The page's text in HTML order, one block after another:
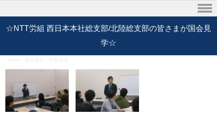
Skip to content
☆NTT労組 西日本本社総支部/北陸総支部の皆さまが国会見
学☆